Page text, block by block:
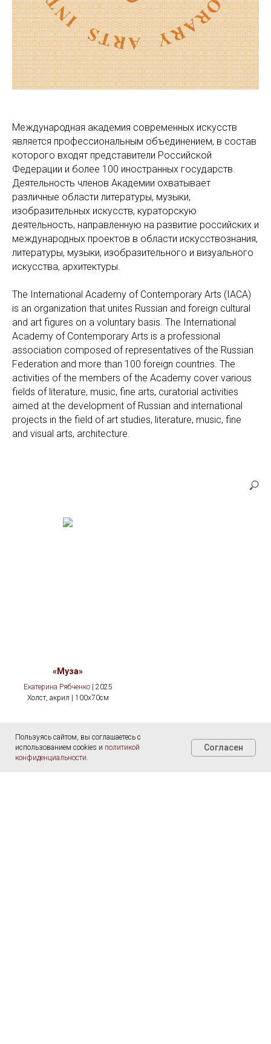
Международная академия современных искусств
является профессиональным объединением, в состав
которого входят представители Российской
Федерации и более 100 иностранных государств.
Деятельность членов Академии охватывает
различные области литературы, музыки,
изобразительных искусств, кураторскую
деятельность, направленную на развитие российских и
международных проектов в области искусствознания,
литературы, музыки, изобразительного и визуального
искусства, архитектуры.
The International Academy of Contemporary Arts (IACA)
is an organization that unites Russian and foreign cultural
and art figures on a voluntary basis. The International
Academy of Contemporary Arts is a professional
association composed of representatives of the Russian
Federation and more than 100 foreign countries. The
activities of the members of the Academy cover various
fields of literature, music, fine arts, curatorial activities
aimed at the development of Russian and international
projects in the field of art studies, literature, music, fine
and visual arts, architecture.
«Муза»
Екатерина Рябченко| 2025
Холст, акрил | 100x70см
Пользуясь сайтом, вы соглашаетесь с
использованием cookies и политикой
конфиденциальности.
Согласен